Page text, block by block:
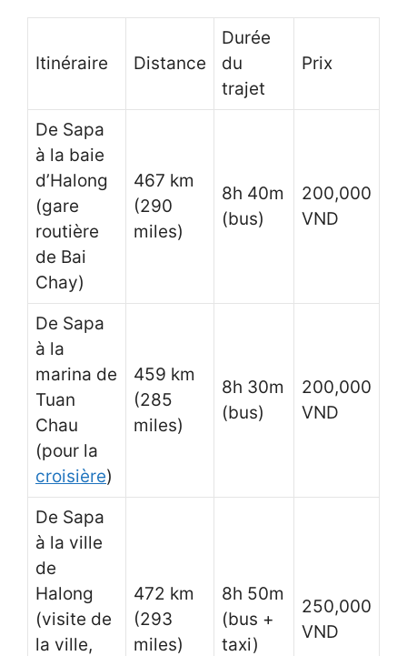
Itinéraire Distance
Durée
du
trajet
Prix
De Sapa
à la baie
d’Halong
(gare
routière
de Bai
Chay)
467 km
(290
miles)
8h 40m
(bus)
200,000
VND
De Sapa
à la
marina de
Tuan
Chau
(pour la
croisière)
459 km
(285
miles)
8h 30m
(bus)
200,000
VND
De Sapa
à la ville
de
Halong
(visite de
la ville,
472 km
(293
miles)
8h 50m
(bus +
taxi)
250,000
VND